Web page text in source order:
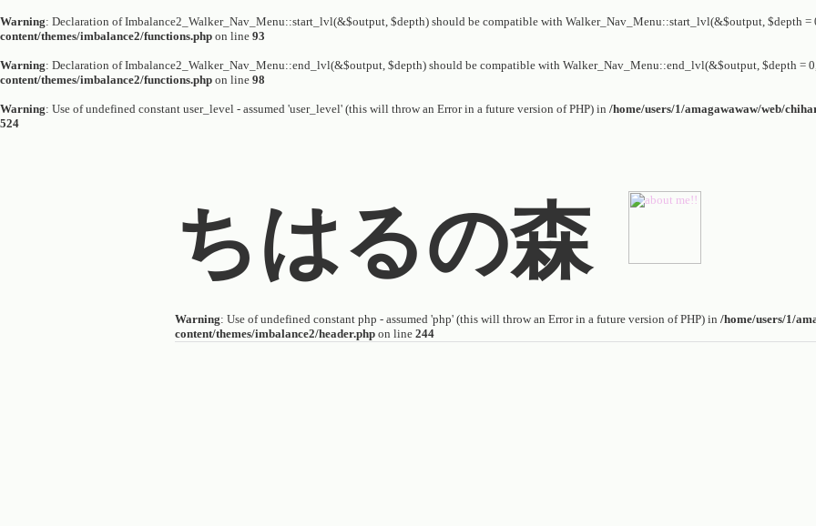
Warning: Declaration of Imbalance2_Walker_Nav_Menu::start_lvl(&$output, $depth) should be compatible with Walker_Nav_Menu::start_lvl(&$output, $depth =
content/themes/imbalance2/functions.php on line 93
Warning: Declaration of Imbalance2_Walker_Nav_Menu::end_lvl(&$output, $depth) should be compatible with Walker_Nav_Menu::end_lvl(&$output, $depth =
content/themes/imbalance2/functions.php on line 98
Warning: Use of undefined constant user_level - assumed 'user_level' (this will throw an Error in a future version of PHP) in /home/users/1/amagawawaw/web/
524
ちはるの森
Warning: Use of undefined constant php - assumed 'php' (this will throw an Error in a future version of PHP) in /home/users/1/
content/themes/imbalance2/header.php on line 244